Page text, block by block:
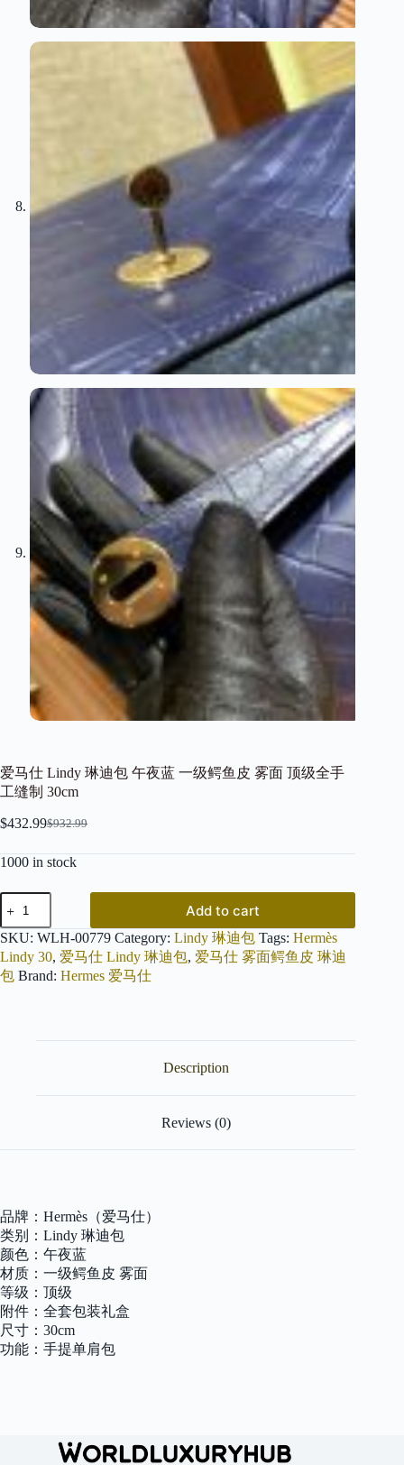
爱马仕 Lindy 琳迪包 午夜蓝 一级鳄鱼皮 雾面 顶级全手
工缝制 30cm
$932.99
Original
was:
$432.99Current
is:
1000 in stock
爱
马
仕
Lindy
琳
迪
雾
全
手
工
缝
制
30cm
quantity
Add to cart
SKU: WLH-00779 Category: Lindy 琳迪包 Tags: Hermès
Lindy 30, 爱马仕 Lindy 琳迪包, 爱马仕 雾面鳄鱼皮 琳迪
包 Brand: Hermes 爱马仕
Description
Reviews (0)
品牌：Hermès（爱马仕）
类别：Lindy 琳迪包
颜色：午夜蓝
材质：一级鳄鱼皮 雾面
等级：顶级
附件：全套包装礼盒
尺寸：30cm
功能：手提单肩包